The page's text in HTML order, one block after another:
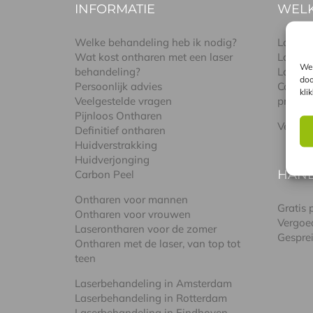
INFORMATIE
Welke behandeling heb ik nodig?
Wat kost ontharen met een laser
behandeling?
Persoonlijk advies
Veelgestelde vragen
Pijnloos Ontharen
Definitief ontharen
Huidverstrakking
Huidverjonging
Carbon Peel
Ontharen voor mannen
Ontharen voor vrouwen
Laserontharen voor de zomer
Ontharen met de laser, van top tot
teen
Laserbehandeling in Amsterdam
Laserbehandeling in Rotterdam
pro
Gratis